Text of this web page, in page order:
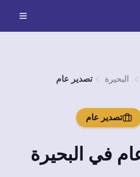
البحيرة تصدير عام
تصدير عام
في البحيرة